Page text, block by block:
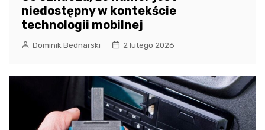
niedostępny w kontekście
technologii mobilnej
Dominik Bednarski 2 lutego 2026